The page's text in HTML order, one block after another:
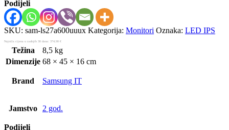
Podijeli
SKU: sam-ls27a600uuux Kategorija: Monitori Oznaka: LED IPS
Najniža cijena u zadnjih 30 dana: 374,90 €
Težina
8,5 kg
Dimenzije 68 × 45 × 16 cm
Brand Samsung IT
Jamstvo 2 god.
Podijeli